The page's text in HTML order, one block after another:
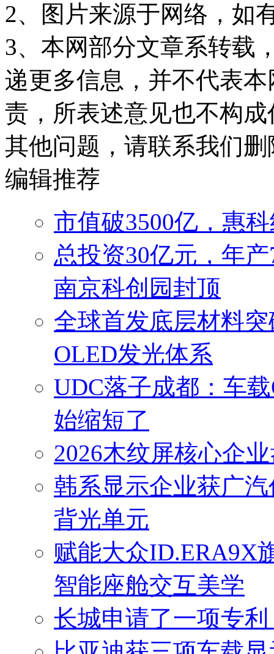
2、图片来源于网络，如
3、本网部分文章系转载
递更多信息，并不代表
责，所表述意见也不构
其他问题，请联系我们
编辑推荐
市值破3500亿，惠
总投资30亿元，年
南京科创园封顶
全球首发底层材料
OLED发光体系
UDC落子成都：车
始缩短了
2026木纹屏核心企
韩系显示企业获广
背光单元
赋能大众ID.ERA9X
智能座舱交互美学
长城申请了一项专